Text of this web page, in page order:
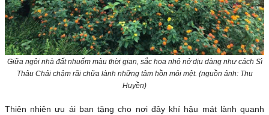
Giữa ngôi nhà đất nhuốm màu thời gian, sắc hoa nhỏ nở dịu dàng như cách Sì
Thâu Chải chậm rãi chữa lành những tâm hồn mỏi mệt. (nguồn ảnh: Thu
Huyền)
Thiên nhiên ưu ái ban tặng cho nơi đây khí hậu mát lành quanh